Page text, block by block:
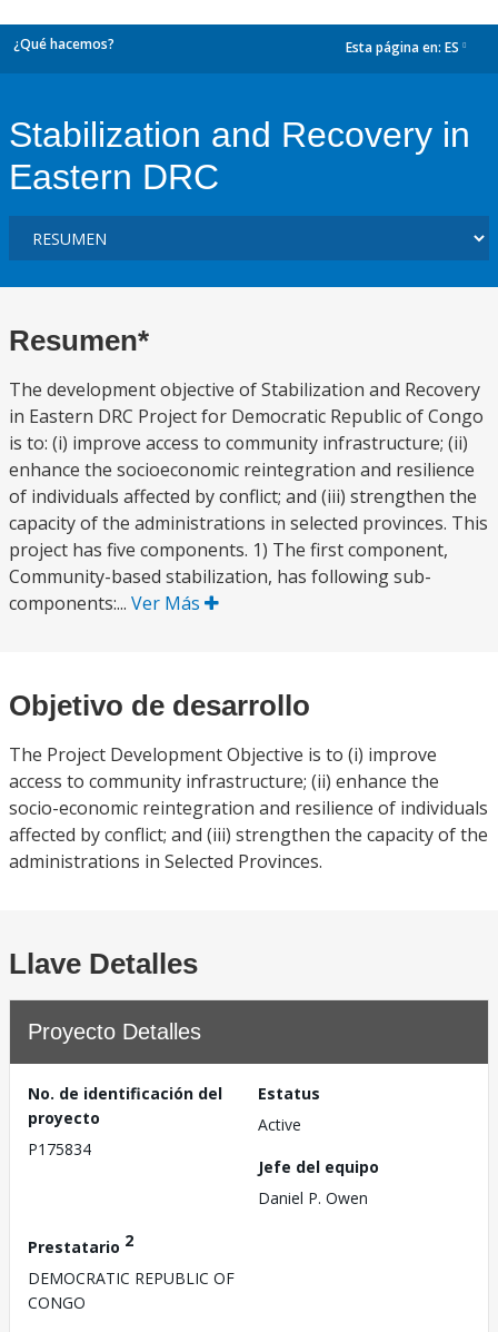
¿Qué hacemos? Esta página en: ES
Stabilization and Recovery in
Eastern DRC
Resumen*
The development objective of Stabilization and Recovery
in Eastern DRC Project for Democratic Republic of Congo
is to: (i) improve access to community infrastructure; (ii)
enhance the socioeconomic reintegration and resilience
of individuals affected by conflict; and (iii) strengthen the
capacity of the administrations in selected provinces. This
project has five components. 1) The first component,
Community-based stabilization, has following sub-
components:... Ver Más
Objetivo de desarrollo
The Project Development Objective is to (i) improve
access to community infrastructure; (ii) enhance the
socio-economic reintegration and resilience of individuals
affected by conflict; and (iii) strengthen the capacity of the
administrations in Selected Provinces.
Llave Detalles
Proyecto Detalles
No. de identificación del
proyecto
P175834
Estatus
Active
Jefe del equipo
Daniel P. Owen
Prestatario 2
DEMOCRATIC REPUBLIC OF
CONGO